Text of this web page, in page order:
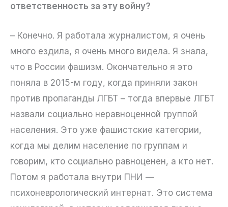
ответственность за эту войну?
– Конечно. Я работала журналистом, я очень
много ездила, я очень много видела. Я знала,
что в России фашизм. Окончательно я это
поняла в 2015-м году, когда приняли закон
против пропаганды ЛГБТ – тогда впервые ЛГБТ
назвали социально неравноценной группой
населения. Это уже фашистские категории,
когда мы делим население по группам и
говорим, кто социально равноценен, а кто нет.
Потом я работала внутри ПНИ —
психоневрологический интернат. Это система